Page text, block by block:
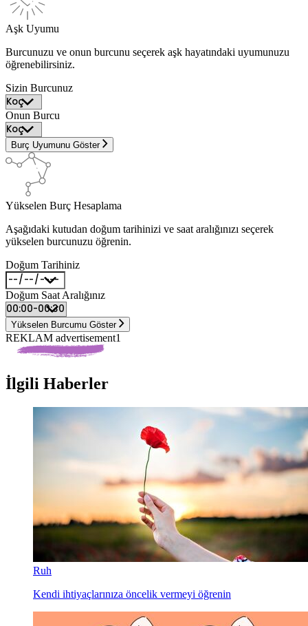
Aşk Uyumu
Burcunuzu ve onun burcunu seçerek aşk hayatındaki uyumunuzu
öğrenebilirsiniz.
Sizin Burcunuz
Onun Burcu
Burç Uyumunu Göster
Yükselen Burç Hesaplama
Aşağıdaki kutudan doğum tarihinizi ve saat aralığınızı seçerek
yükselen burcunuzu öğrenin.
Doğum Tarihiniz
Doğum Saat Aralığınız
Yükselen Burcumu Göster
REKLAM advertisement1
İlgili Haberler
Ruh
Kendi ihtiyaçlarınıza öncelik vermeyi öğrenin